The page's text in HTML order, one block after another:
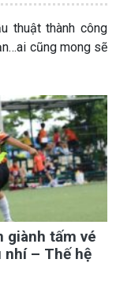
thuật thành công
cũng mong sẽ
giành tấm vé
nhí – Thế hệ